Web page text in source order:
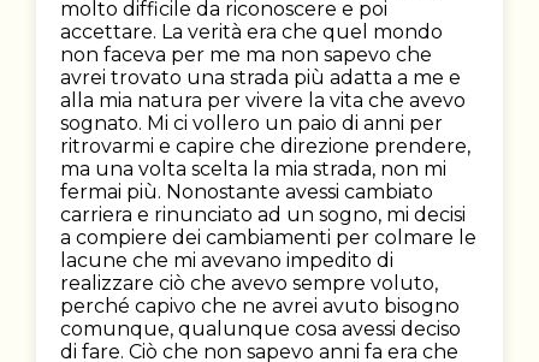
molto difficile da riconoscere e poi
accettare. La verità era che quel mondo
non faceva per me ma non sapevo che
avrei trovato una strada più adatta a me e
alla mia natura per vivere la vita che avevo
sognato. Mi ci vollero un paio di anni per
ritrovarmi e capire che direzione prendere,
ma una volta scelta la mia strada, non mi
fermai più. Nonostante avessi cambiato
carriera e rinunciato ad un sogno, mi decisi
a compiere dei cambiamenti per colmare le
lacune che mi avevano impedito di
realizzare ciò che avevo sempre voluto,
perché capivo che ne avrei avuto bisogno
comunque, qualunque cosa avessi deciso
di fare. Ciò che non sapevo anni fa era che